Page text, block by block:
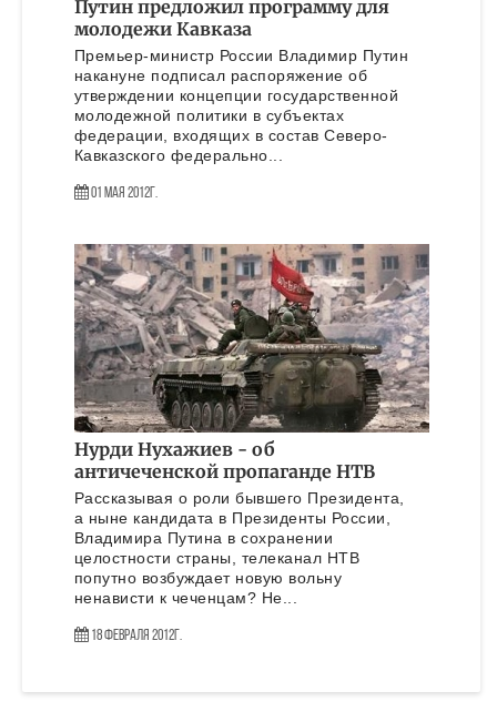
Путин предложил программу для
молодежи Кавказа
Премьер-министр России Владимир Путин
накануне подписал распоряжение об
утверждении концепции государственной
молодежной политики в субъектах
федерации, входящих в состав Северо-
Кавказского федерально...
01 Мая 2012г.
Нурди Нухажиев - об
античеченской пропаганде НТВ
Рассказывая о роли бывшего Президента,
а ныне кандидата в Президенты России,
Владимира Путина в сохранении
целостности страны, телеканал НТВ
попутно возбуждает новую вольну
ненависти к чеченцам? Не...
18 Февраля 2012г.